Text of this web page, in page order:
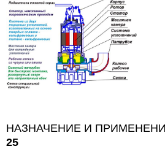
НАЗНАЧЕНИЕ И
25